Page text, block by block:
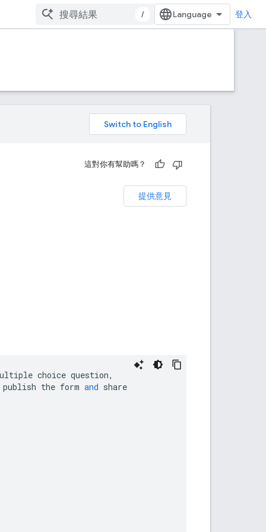
/ 登入
這對你有幫助嗎？
提供意見
choice question,
publish the form and share